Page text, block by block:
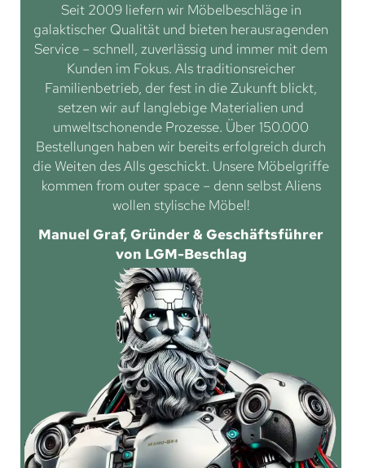
Seit 2009 liefern wir Möbelbeschläge in
galaktischer Qualität und bieten herausragenden
Service – schnell, zuverlässig und immer mit dem
Kunden im Fokus. Als traditionsreicher
Familienbetrieb, der fest in die Zukunft blickt,
setzen wir auf langlebige Materialien und
umweltschonende Prozesse. Über 150.000
Bestellungen haben wir bereits erfolgreich durch
die Weiten des Alls geschickt. Unsere Möbelgriffe
kommen from outer space – denn selbst Aliens
wollen stylische Möbel!
Manuel Graf, Gründer & Geschäftsführer
von LGM-Beschlag